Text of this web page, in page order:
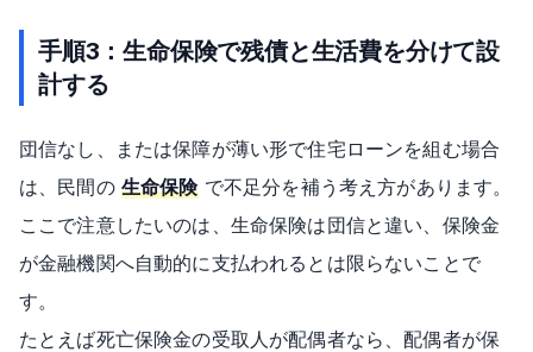
手順3：生命保険で残債と生活費を分けて設
計する
団信なし、または保障が薄い形で住宅ローンを組む場合
は、民間の 生命保険で不足分を補う考え方があります。
ここで注意したいのは、生命保険は団信と違い、保険金
が金融機関へ自動的に支払われるとは限らないことで
す。
たとえば死亡保険金の受取人が配偶者なら、配偶者が保